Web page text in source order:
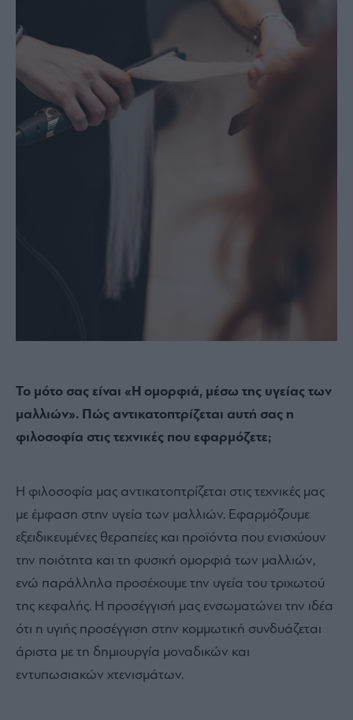
Το μότο σας είναι «Η ομορφιά, μέσω της υγείας των
μαλλιών». Πώς αντικατοπτρίζεται αυτή σας η
φιλοσοφία στις τεχνικές που εφαρμόζετε;
Η φιλοσοφία μας αντικατοπτρίζεται στις τεχνικές μας
με έμφαση στην υγεία των μαλλιών. Εφαρμόζουμε
εξειδικευμένες θεραπείες και προϊόντα που ενισχύουν
την ποιότητα και τη φυσική ομορφιά των μαλλιών,
ενώ παράλληλα προσέχουμε την υγεία του τριχωτού
της κεφαλής. Η προσέγγισή μας ενσωματώνει την ιδέα
ότι η υγιής προσέγγιση στην κομμωτική συνδυάζεται
άριστα με τη δημιουργία μοναδικών και
εντυπωσιακών χτενισμάτων.